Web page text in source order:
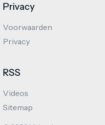
Privacy
Voorwaarden
Privacy
RSS
Videos
Sitemap